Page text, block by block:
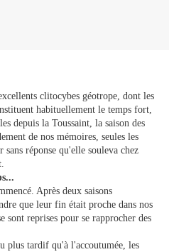
clitocybes géotrope, dont les
habituellement le temps fort,
depuis la Toussaint, la saison des
de nos mémoires, seules les
réponse qu'elle souleva chez
Après deux saisons
que leur fin était proche dans nos
sont reprises pour se rapprocher des
plus tardif qu'à l'accoutumée, les